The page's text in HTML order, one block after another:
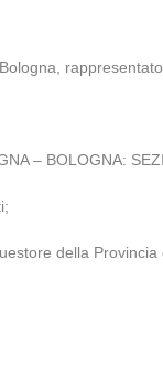
– BOLOGNA:
della Provincia